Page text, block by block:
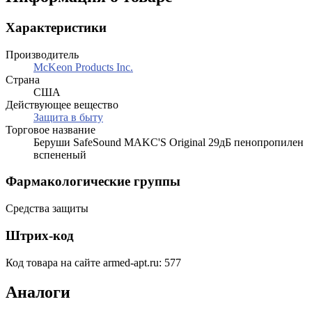
Характеристики
Производитель
McKeon Products Inc.
Страна
США
Действующее вещество
Защита в быту
Торговое название
Беруши SafeSound MAKC'S Original 29дБ пенопропилен
вспененый
Фармакологические группы
Средства защиты
Штрих-код
Код товара на сайте armed-apt.ru: 577
Аналоги